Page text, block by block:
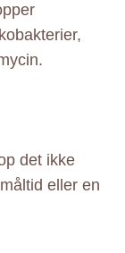
det ikke
eller en